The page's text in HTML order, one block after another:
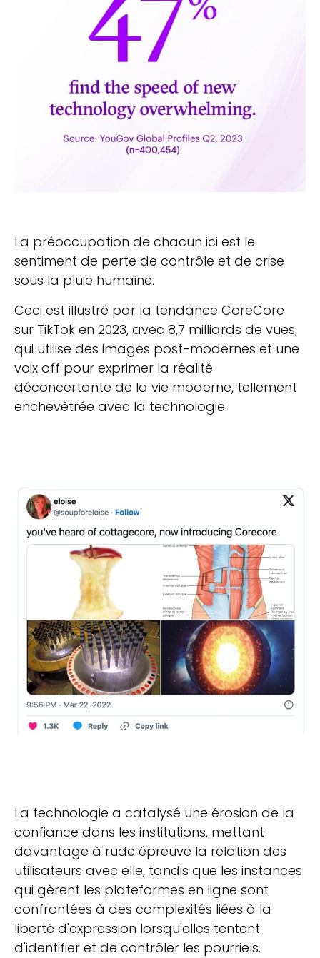
La préoccupation de chacun ici est le
sentiment de perte de contrôle et de crise
sous la pluie humaine.
Ceci est illustré par la tendance CoreCore
sur TikTok en 2023, avec 8,7 milliards de vues,
qui utilise des images post-modernes et une
voix off pour exprimer la réalité
déconcertante de la vie moderne, tellement
enchevêtrée avec la technologie.
La technologie a catalysé une érosion de la
confiance dans les institutions, mettant
davantage à rude épreuve la relation des
utilisateurs avec elle, tandis que les instances
qui gèrent les plateformes en ligne sont
confrontées à des complexités liées à la
liberté d'expression lorsqu'elles tentent
d'identifier et de contrôler les pourriels.